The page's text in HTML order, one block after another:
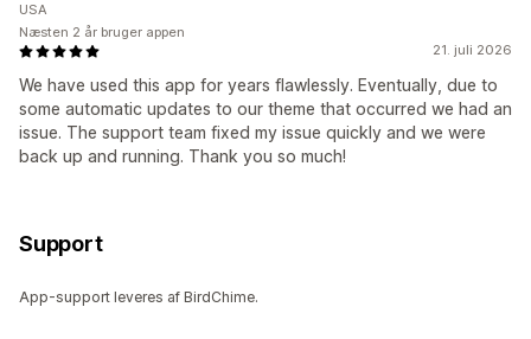
21. juli 2026
We have used this app for years flawlessly. Eventually, due to
some automatic updates to our theme that occurred we had an
issue. The support team fixed my issue quickly and we were
back up and running. Thank you so much!
USA
Næsten 2 år bruger appen
Support
App-support leveres af BirdChime.